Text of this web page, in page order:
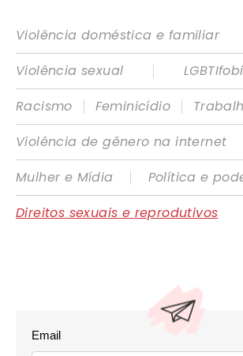
Violência doméstica e familiar
Violência sexual
|
Racismo
| Feminicídio |
Violência de gênero na internet
Mulher e Mídia
|
Política e
Direitos sexuais e reprodutivos